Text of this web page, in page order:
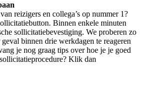
reizigers en collega’s op nummer 1?
Binnen enkele minuten
sollicitatiebevestiging. We proberen zo
binnen drie werkdagen te reageren
je nog graag tips over hoe je je goed
Klik dan